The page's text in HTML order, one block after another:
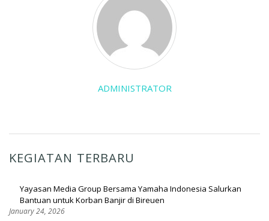
ADMINISTRATOR
KEGIATAN TERBARU
Yayasan Media Group Bersama Yamaha Indonesia Salurkan
Bantuan untuk Korban Banjir di Bireuen
January 24, 2026